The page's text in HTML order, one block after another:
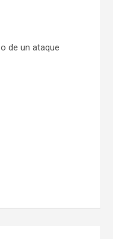
de un ataque